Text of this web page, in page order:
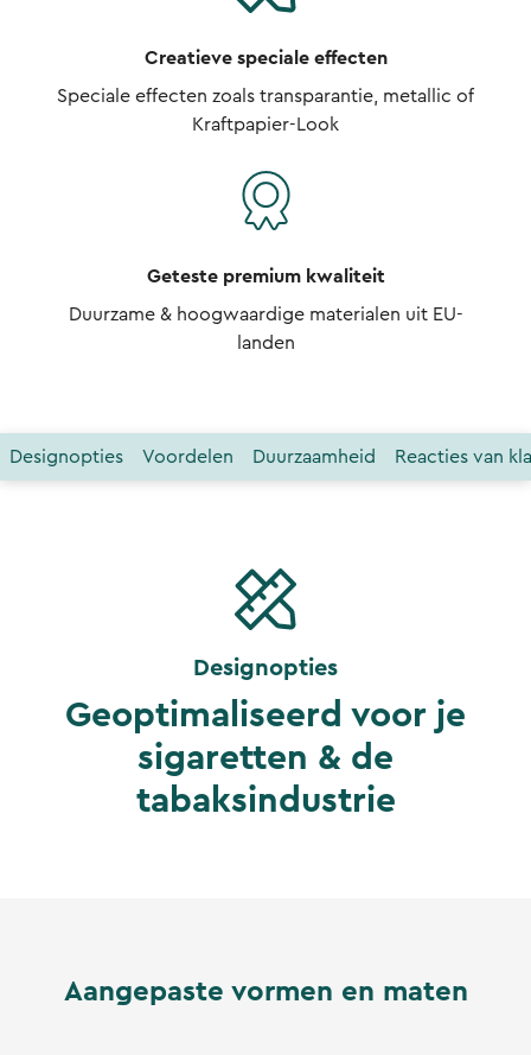
Creatieve speciale effecten
Speciale effecten zoals transparantie, metallic of
Kraftpapier-Look
Geteste premium kwaliteit
Duurzame & hoogwaardige materialen uit EU-
landen
Designopties Voordelen Duurzaamheid Reacties van
Designopties
Geoptimaliseerd voor je
sigaretten & de
tabaksindustrie
Aangepaste vormen en maten